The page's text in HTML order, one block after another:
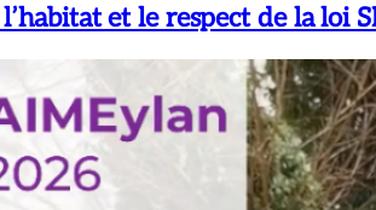
et le respect de la loi